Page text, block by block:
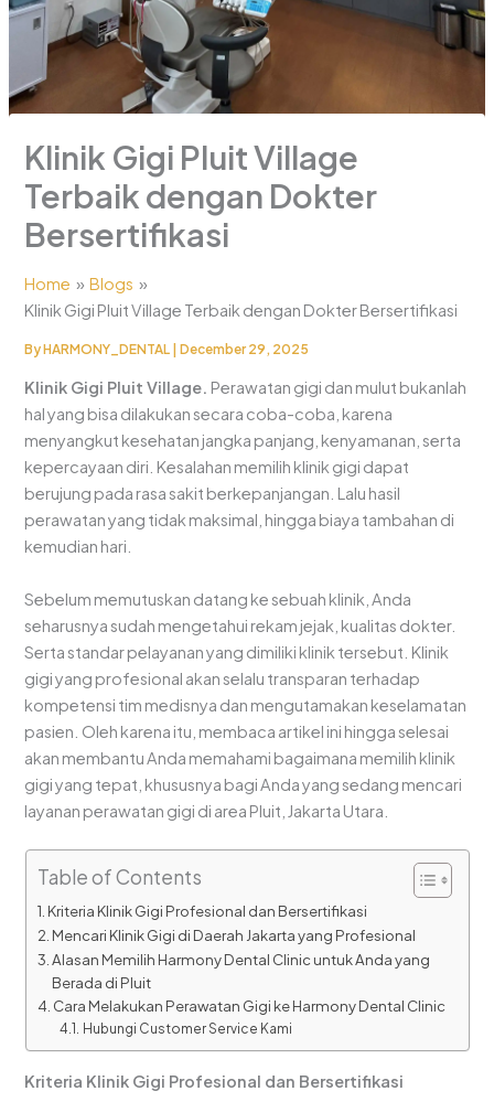
Klinik Gigi Pluit Village
Terbaik dengan Dokter
Bersertifikasi
Home
Blogs
Klinik Gigi Pluit Village Terbaik dengan Dokter Bersertifikasi
ByHARMONY_DENTAL |December 29, 2025
Klinik Gigi Pluit Village. Perawatan gigi dan mulut bukanlah
hal yang bisa dilakukan secara coba-coba, karena
menyangkut kesehatan jangka panjang, kenyamanan, serta
kepercayaan diri. Kesalahan memilih klinik gigi dapat
berujung pada rasa sakit berkepanjangan. Lalu hasil
perawatan yang tidak maksimal, hingga biaya tambahan di
kemudian hari.
Sebelum memutuskan datang ke sebuah klinik, Anda
seharusnya sudah mengetahui rekam jejak, kualitas dokter.
Serta standar pelayanan yang dimiliki klinik tersebut. Klinik
gigi yang profesional akan selalu transparan terhadap
kompetensi tim medisnya dan mengutamakan keselamatan
pasien. Oleh karena itu, membaca artikel ini hingga selesai
akan membantu Anda memahami bagaimana memilih klinik
gigi yang tepat, khususnya bagi Anda yang sedang mencari
layanan perawatan gigi di area Pluit, Jakarta Utara.
Table of Contents
Kriteria Klinik Gigi Profesional dan Bersertifikasi
Mencari Klinik Gigi di Daerah Jakarta yang Profesional
Alasan Memilih Harmony Dental Clinic untuk Anda yang
Berada di Pluit
Cara Melakukan Perawatan Gigi ke Harmony Dental Clinic
Hubungi Customer Service Kami
Kriteria Klinik Gigi Profesional dan Bersertifikasi